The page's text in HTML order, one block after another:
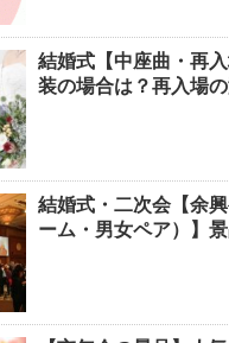
結婚式【中座曲・再
装の場合は？再入場
結婚式・二次会【余
ーム・男女ペア）】